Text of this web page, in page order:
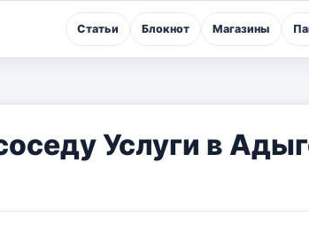
Статьи Блокнот Магазины
Услуги в